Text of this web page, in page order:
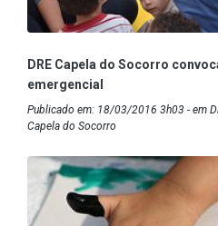
DRE Capela do Socorro
emergencial
Publicado em: 18/03/2016 3h03 - em
Capela do Socorro